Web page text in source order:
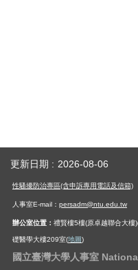
相
關
大
更新日期 2026-08-06
性騷擾防治專區(含申訴專用電話及信箱)
人事室E-mail： persadm@ntu.edu.tw
辦公室位置： 禮賢樓5樓(原卓越聯合大樓
礎醫學大樓209室(地圖)
國立臺灣大學人事室